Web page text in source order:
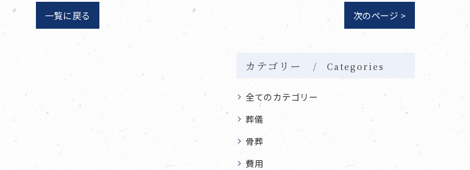
一覧に戻る 次のページ >
カテゴリー Categories
全てのカテゴリー
葬儀
骨葬
費用